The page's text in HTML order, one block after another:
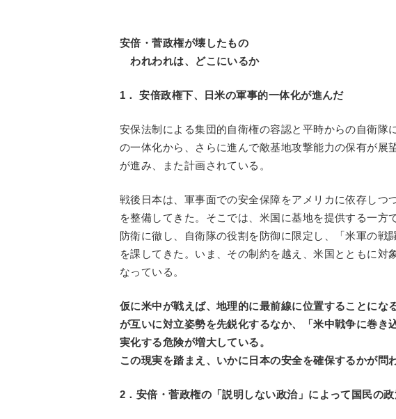
安倍・菅政権が壊したもの
われわれは、どこにいるか
1． 安倍政権下、日米の軍事的一体化が進んだ
安保法制による集団的自衛権の容認と平時からの自衛隊
の一体化から、さらに進んで敵基地攻撃能力の保有が展
が進み、また計画されている。
戦後日本は、軍事面での安全保障をアメリカに依存しつ
を整備してきた。そこでは、米国に基地を提供する一方
防衛に徹し、自衛隊の役割を防御に限定し、「米軍の戦
を課してきた。いま、その制約を越え、米国とともに対
なっている。
仮に米中が戦えば、地理的に最前線に位置することにな
が互いに対立姿勢を先鋭化するなか、「米中戦争に巻き
実化する危険が増大している。
この現実を踏まえ、いかに日本の安全を確保するかが問
2．安倍・菅政権の「説明しない政治」によって国民の